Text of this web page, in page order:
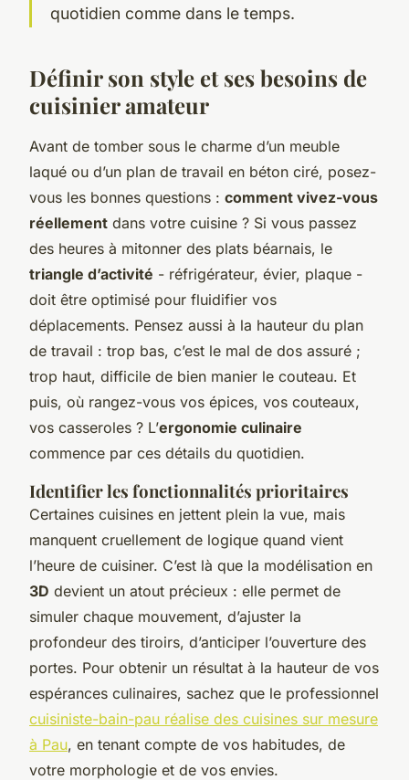
quotidien comme dans le temps.
Définir son style et ses besoins de
cuisinier amateur
Avant de tomber sous le charme d’un meuble
laqué ou d’un plan de travail en béton ciré, posez-
vous les bonnes questions : comment vivez-vous
réellement dans votre cuisine ? Si vous passez
des heures à mitonner des plats béarnais, le
triangle d’activité - réfrigérateur, évier, plaque -
doit être optimisé pour fluidifier vos
déplacements. Pensez aussi à la hauteur du plan
de travail : trop bas, c’est le mal de dos assuré ;
trop haut, difficile de bien manier le couteau. Et
puis, où rangez-vous vos épices, vos couteaux,
vos casseroles ? L’ergonomie culinaire
commence par ces détails du quotidien.
Identifier les fonctionnalités prioritaires
Certaines cuisines en jettent plein la vue, mais
manquent cruellement de logique quand vient
l’heure de cuisiner. C’est là que la modélisation en
3D devient un atout précieux : elle permet de
simuler chaque mouvement, d’ajuster la
profondeur des tiroirs, d’anticiper l’ouverture des
portes. Pour obtenir un résultat à la hauteur de vos
espérances culinaires, sachez que le professionnel
cuisiniste-bain-pau réalise des cuisines sur mesure
à Pau, en tenant compte de vos habitudes, de
votre morphologie et de vos envies.